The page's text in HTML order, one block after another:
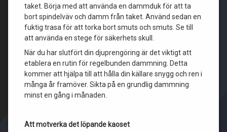
taket. Börja med att använda en dammduk för att ta
bort spindelväv och damm från taket. Använd sedan en
fuktig trasa för att torka bort smuts och smuts. Se till
att använda en stege för säkerhets skull.
När du har slutfört din djuprengöring är det viktigt att
etablera en rutin för regelbunden dammning. Detta
kommer att hjälpa till att hålla din källare snygg och ren i
många år framöver. Sikta på en grundlig dammning
minst en gång i månaden.
Att motverka det löpande kaoset